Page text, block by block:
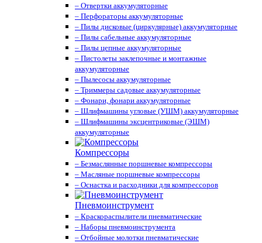
– Отвертки аккумуляторные
– Перфораторы аккумуляторные
– Пилы дисковые (циркулярные) аккумуляторные
– Пилы сабельные аккумуляторные
– Пилы цепные аккумуляторные
– Пистолеты заклепочные и монтажные
аккумуляторные
– Пылесосы аккумуляторные
– Триммеры садовые аккумуляторные
– Фонари, фонари аккумуляторные
– Шлифмашины угловые (УШМ) аккумуляторные
– Шлифмашины эксцентриковые (ЭШМ)
аккумуляторные
Компрессоры
– Безмаслянные поршневые компрессоры
– Масляные поршневые компрессоры
– Оснастка и расходники для компрессоров
Пневмоинструмент
– Краскораспылители пневматические
– Наборы пневмоинструмента
– Отбойные молотки пневматические